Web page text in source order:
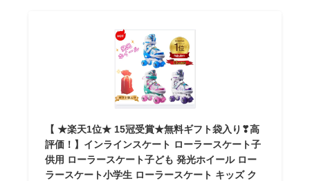
【 ★楽天1位★ 15冠受賞★無料ギフト袋入り❣高
評価！】インラインスケート ローラースケート子
供用 ローラースケート子ども 発光ホイール ロー
ラースケート小学生 ローラースケート キッズ ク